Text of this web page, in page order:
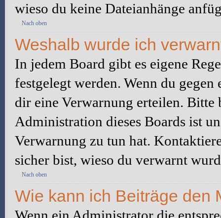
wieso du keine Dateianhänge
Nach oben
Weshalb wurde ich
In jedem Board gibt es eigene
festgelegt werden. Wenn du
dir eine Verwarnung erteilen. Bitte
Administration dieses Boards ist
Verwarnung zu tun hat.
sicher bist, wieso du verwarnt
Nach oben
Wie kann ich Beiträge den